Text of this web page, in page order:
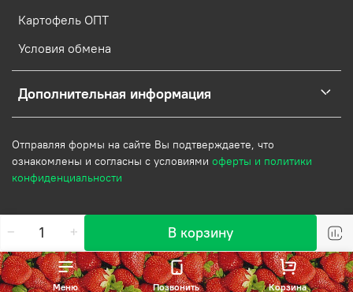
В корзину
Картофель ОПТ
Условия обмена
Дополнительная информация
Отправляя формы на сайте Вы подтверждаете, что
ознакомлены и согласны с условиями оферты и политики
конфиденциальности
Меню Позвонить Корзина